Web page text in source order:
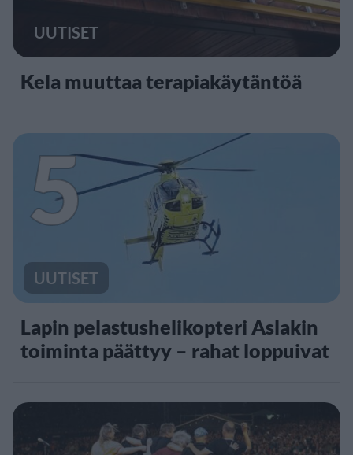
UUTISET
Kela muuttaa terapiakäytäntöä
5
UUTISET
Lapin pelastushelikopteri Aslakin
toiminta päättyy – rahat loppuivat